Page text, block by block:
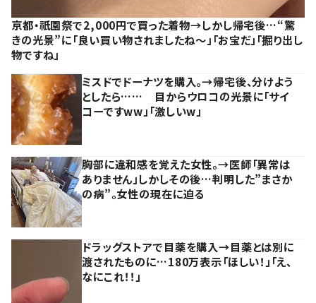
京都・祇園祭で2,000円で買った着物→しかし帰宅後…“驚
きの光景”に「良い買い物されましたね～」「お宝だ」「掘り出し
物ですね」
ミスドでドーナツを購入。→帰宅後、分けよう
としたら…… 目からウロコの光景に「サイ
コーですww」「激しいw」
胸部に違和感を覚えた女性。→医師「異常は
ありません」しかしその後…判明した”まさか
の病”。女性の現在に迫る
ドラッグストアで目薬を購入→目薬とは別に
渡されたものに…180万表示「ほしい！」「え、
なにこれ！！」